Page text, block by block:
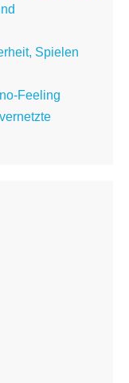
Spielen
Feeling